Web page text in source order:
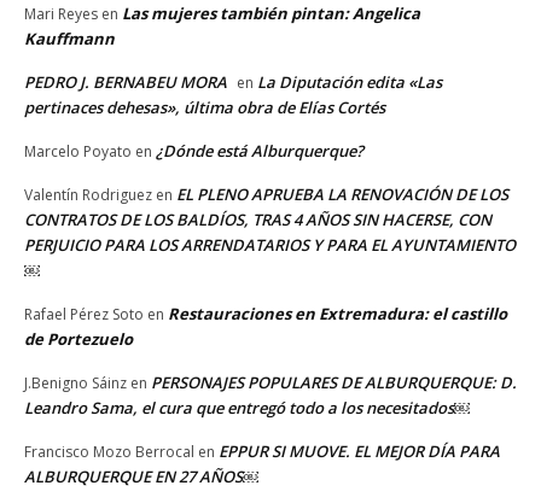
Mari Reyes en Las mujeres también pintan: Angelica
Kauffmann
PEDRO J. BERNABEU MORA en La Diputación edita «Las
pertinaces dehesas», última obra de Elías Cortés
Marcelo Poyato en ¿Dónde está Alburquerque?
Valentín Rodriguez en EL PLENO APRUEBA LA RENOVACIÓN DE LOS
CONTRATOS DE LOS BALDÍOS, TRAS 4 AÑOS SIN HACERSE, CON
PERJUICIO PARA LOS ARRENDATARIOS Y PARA EL AYUNTAMIENTO
￼
Rafael Pérez Soto en Restauraciones en Extremadura: el castillo
de Portezuelo
J.Benigno Sáinz en PERSONAJES POPULARES DE ALBURQUERQUE: D.
Leandro Sama, el cura que entregó todo a los necesitados￼
Francisco Mozo Berrocal en EPPUR SI MUOVE. EL MEJOR DÍA PARA
ALBURQUERQUE EN 27 AÑOS￼